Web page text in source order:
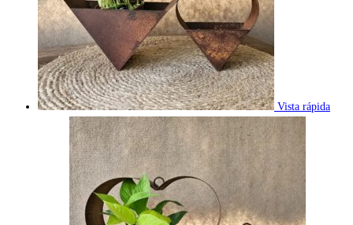
Vista rápida